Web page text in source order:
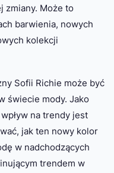
zmiany. Może to
barwienia, nowych
kolekcji
Sofii Richie może być
świecie mody. Jako
na trendy jest
jak ten nowy kolor
w nadchodzących
trendem w